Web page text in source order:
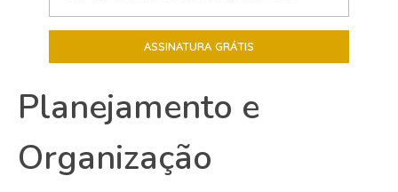
Planejamento e
Organização